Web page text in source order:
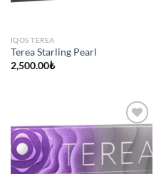
IQOS TEREA
Terea Starling Pearl
2,500.00₺